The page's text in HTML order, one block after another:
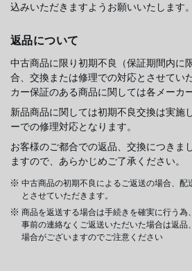
込みいただきますようお願いいたします。
返品について
中古商品に限り初期不良（保証期間内に
合、交換または修理での対応とさせてい
カー保証のある商品に関しては各メーカ
新品商品に関しては初期不良交換は実施
ーでの修理対応となります。
お客様のご都合での返品、交換につきま
ますので、あらかじめご了承ください。
中古商品の初期不良によるご返送の場合、配
とさせていただきます。
商品を返送する場合は手続きを確実に行う為
事前の連絡なくご返送いただいた場合は返品
場合がございますのでご注意ください